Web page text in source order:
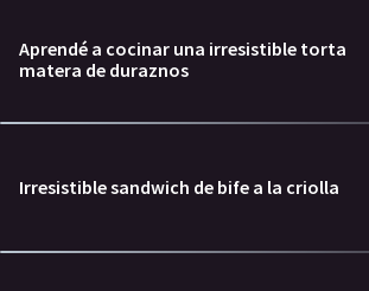
Aprendé a cocinar una irresistible torta
matera de duraznos
Irresistible sandwich de bife a la criolla